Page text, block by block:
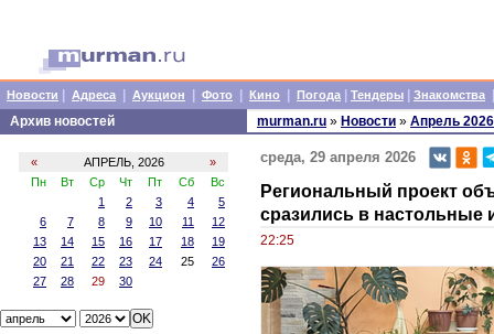
Новости Адреса Аукцион Фото Кино Погода Тендеры Знакомства
Архив новостей
« АПРЕЛЬ, 2026
»
Пн
Вт Ср Чт Пт Сб
Вс
1
2 3 4
5
6
7 8 9 10 11
12
13
14 15 16 17 18
19
20
21 22 23 24 25
26
27
28 29 30
murman.ru » Новости » Апрель 2026
среда, 29 апреля 2026
Региональный проект
сразились в настольные
22:25